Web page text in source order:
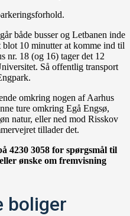
både busser og Letbanen inde
10 minutter at komme ind til
nr. 18 (og 16) tager det 12
Så offentlig transport
omkring nogen af Aarhus
ture omkring Egå Engsø,
natur, eller ned mod Risskov
tillader det.
4230 3058 for spørgsmål til
ønske om fremvisning
boliger